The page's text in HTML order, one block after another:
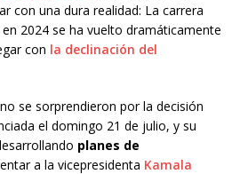
con una dura realidad: La carrera
2024 se ha vuelto dramáticamente
con la declinación del
se sorprendieron por la decisión
el domingo 21 de julio, y su
planes de
a la vicepresidenta Kamala